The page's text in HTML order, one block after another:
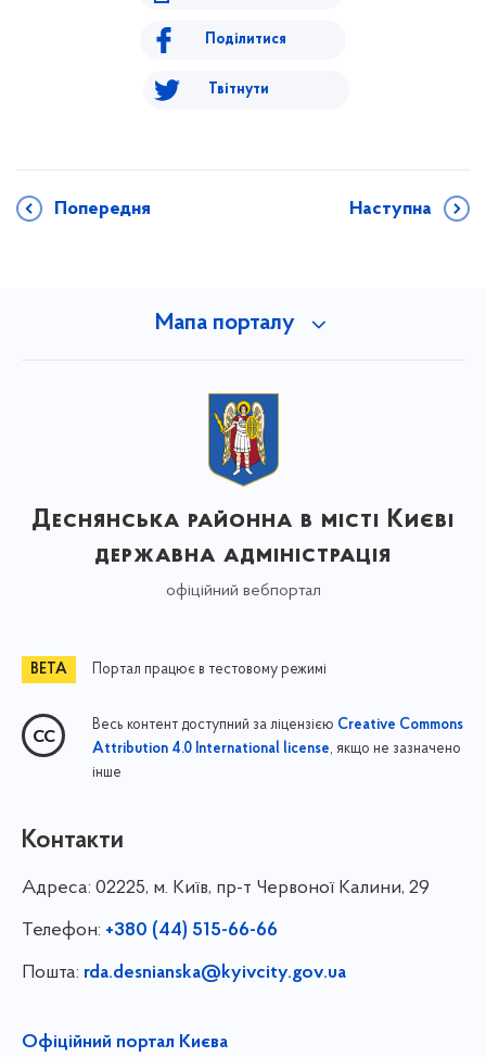
Поділитися
Твітнути
Попередня Наступна
Мапа порталу
Деснянська районна в місті Києві
державна адміністрація
офіційний вебпортал
Портал працює в тестовому режимі
Весь контент доступний за ліцензією Creative Commons
Attribution 4.0 International license, якщо не зазначено
інше
Контакти
Адреса: 02225, м. Київ, пр-т Червоної Калини, 29
Телефон: +380 (44) 515-66-66
Пошта: rda.desnianska@kyivcity.gov.ua
Офіційний портал Києва